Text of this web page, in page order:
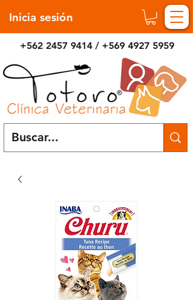
Inicia sesión
+562 2457 9414 / +569 4927 5959